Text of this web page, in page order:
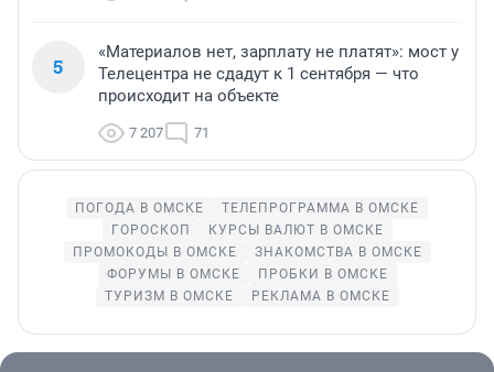
5
«Материалов нет, зарплату не платят»: мост у
Телецентра не сдадут к 1 сентября — что
происходит на объекте
7 207 71
ПОГОДА В ОМСКЕ
ТЕЛЕПРОГРАММА В ОМСКЕ
ГОРОСКОП
КУРСЫ ВАЛЮТ В ОМСКЕ
ПРОМОКОДЫ В ОМСКЕ
ЗНАКОМСТВА В ОМСКЕ
ФОРУМЫ В ОМСКЕ
ПРОБКИ В ОМСКЕ
ТУРИЗМ В ОМСКЕ
РЕКЛАМА В ОМСКЕ